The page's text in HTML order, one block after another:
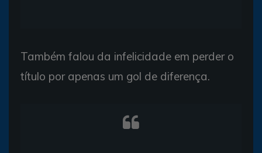
Também falou da infelicidade em perder o
título por apenas um gol de diferença.